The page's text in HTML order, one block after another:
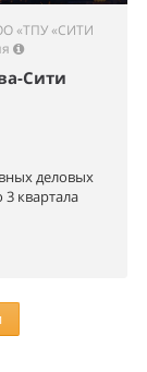
«ТПУ «СИТИ
Сити
деловых
3 квартала